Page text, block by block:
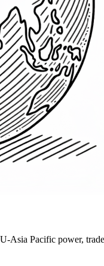
Asia Pacific power,